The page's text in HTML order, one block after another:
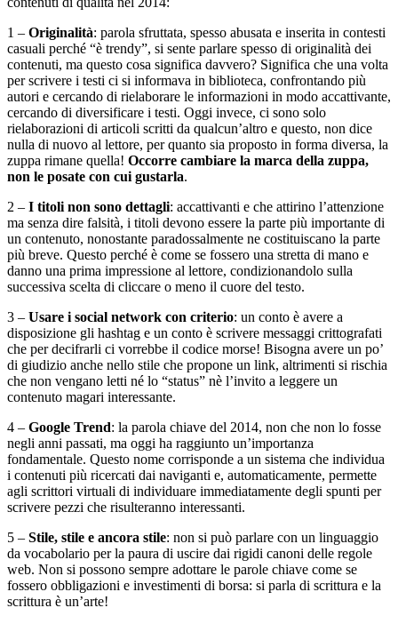
1 – Originalità: parola sfruttata, spesso abusata e inserita in contesti
casuali perché “è trendy”, si sente parlare spesso di originalità dei
contenuti, ma questo cosa significa davvero? Significa che una volta
per scrivere i testi ci si informava in biblioteca, confrontando più
autori e cercando di rielaborare le informazioni in modo accattivante,
cercando di diversificare i testi. Oggi invece, ci sono solo
rielaborazioni di articoli scritti da qualcun’altro e questo, non dice
nulla di nuovo al lettore, per quanto sia proposto in forma diversa, la
zuppa rimane quella! Occorre cambiare la marca della zuppa,
non le posate con cui gustarla.
2 – I titoli non sono dettagli: accattivanti e che attirino l’attenzione
ma senza dire falsità, i titoli devono essere la parte più importante di
un contenuto, nonostante paradossalmente ne costituiscano la parte
più breve. Questo perché è come se fossero una stretta di mano e
danno una prima impressione al lettore, condizionandolo sulla
successiva scelta di cliccare o meno il cuore del testo.
3 – Usare i social network con criterio: un conto è avere a
disposizione gli hashtag e un conto è scrivere messaggi crittografati
che per decifrarli ci vorrebbe il codice morse! Bisogna avere un po’
di giudizio anche nello stile che propone un link, altrimenti si rischia
che non vengano letti né lo “status” nè l’invito a leggere un
contenuto magari interessante.
4 – Google Trend: la parola chiave del 2014, non che non lo fosse
negli anni passati, ma oggi ha raggiunto un’importanza
fondamentale. Questo nome corrisponde a un sistema che individua
i contenuti più ricercati dai naviganti e, automaticamente, permette
agli scrittori virtuali di individuare immediatamente degli spunti per
scrivere pezzi che risulteranno interessanti.
5 – Stile, stile e ancora stile: non si può parlare con un linguaggio
da vocabolario per la paura di uscire dai rigidi canoni delle regole
web. Non si possono sempre adottare le parole chiave come se
fossero obbligazioni e investimenti di borsa: si parla di scrittura e la
scrittura è un’arte!